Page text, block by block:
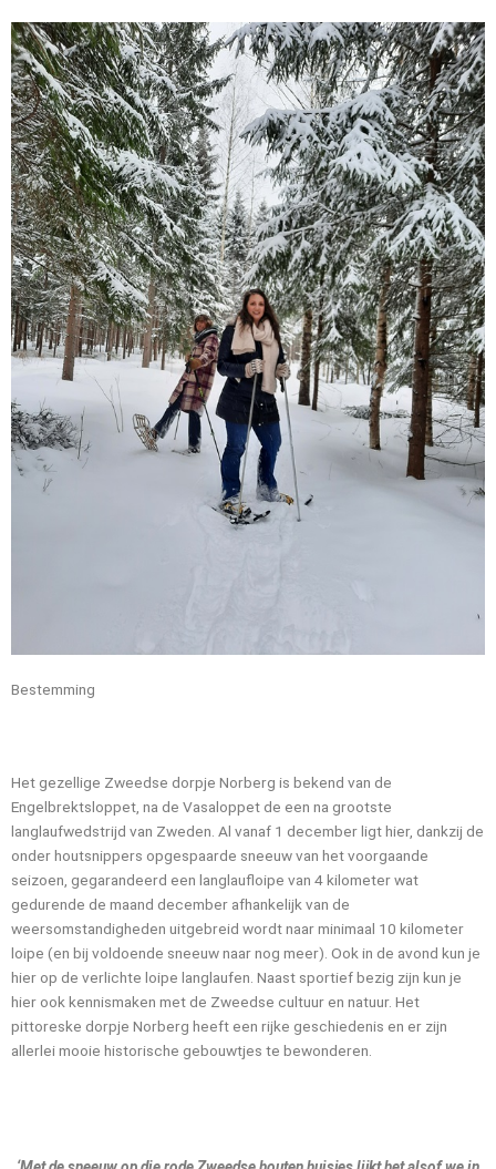
Bestemming
Het gezellige Zweedse dorpje Norberg is bekend van de
Engelbrektsloppet, na de Vasaloppet de een na grootste
langlaufwedstrijd van Zweden. Al vanaf 1 december ligt hier, dankzij de
onder houtsnippers opgespaarde sneeuw van het voorgaande
seizoen, gegarandeerd een langlaufloipe van 4 kilometer wat
gedurende de maand december afhankelijk van de
weersomstandigheden uitgebreid wordt naar minimaal 10 kilometer
loipe (en bij voldoende sneeuw naar nog meer). Ook in de avond kun je
hier op de verlichte loipe langlaufen. Naast sportief bezig zijn kun je
hier ook kennismaken met de Zweedse cultuur en natuur. Het
pittoreske dorpje Norberg heeft een rijke geschiedenis en er zijn
allerlei mooie historische gebouwtjes te bewonderen.